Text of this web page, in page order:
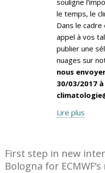
le temps, le
Dans le
appel à vos
publier une
nuages sur
nous
30/03/2017 à
Lire plus
First step in new
Bologna for